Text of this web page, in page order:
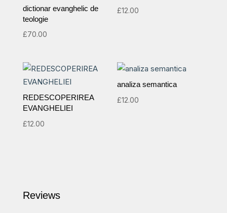
dictionar evanghelic de
teologie
£70.00
£12.00
REDESCOPERIREA
EVANGHELIEI
£12.00
analiza semantica
£12.00
Reviews